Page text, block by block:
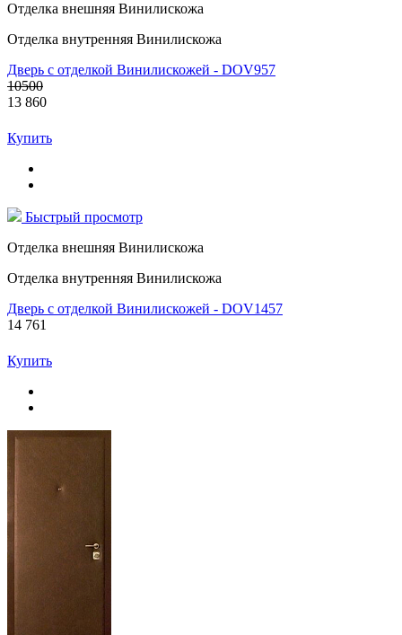
Отделка внешняя Винилискожа
Отделка внутренняя Винилискожа
Дверь с отделкой Винилискожей - DOV957
10500
13 860
Купить
Быстрый просмотр
Отделка внешняя Винилискожа
Отделка внутренняя Винилискожа
Дверь с отделкой Винилискожей - DOV1457
14 761
Купить